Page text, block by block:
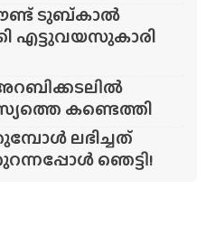
ടുബ്‌കാൽ
എട്ടുവയസുകാരി
കണ്ടെത്തി
ലഭിച്ചത്
ഞെട്ടി!